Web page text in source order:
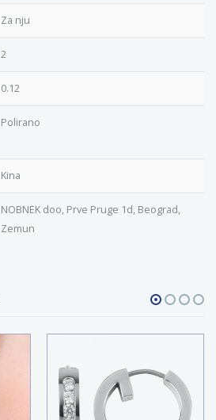
Za nju
2
0.12
Polirano
Kina
NOBNEK doo, Prve Pruge 1d, Beograd,
Zemun